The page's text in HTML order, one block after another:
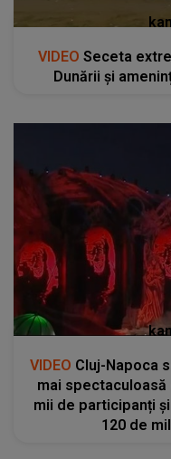
VIDEO Seceta
Dunării și
VIDEO Cluj-Napoca
mai spectaculoasă
mii de participanți
120 de